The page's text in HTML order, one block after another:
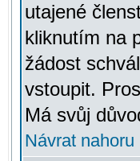
utajené
kliknutím na
žádost
vstoupit.
Má svůj
Návrat nahoru